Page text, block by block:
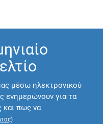
μέσω ηλεκτρονικού
ενημερώνουν για τα
και πως να
)